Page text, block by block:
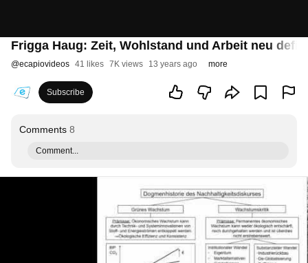
Frigga Haug: Zeit, Wohlstand und Arbeit neu
@ecapiovideos 41 likes 7K views 13 years ago more
Subscribe
Comments 8
Comment...